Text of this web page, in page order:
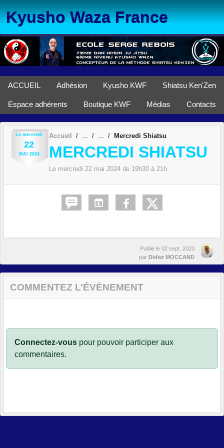
Kyusho Waza France
ACCUEIL Adhésion Kyusho KWF Shiatsu Ken'Zen
Espace adhérents Boutique KWF Médias Contacts
Le mercredi
22
MAI 2024
Accueil Mercredi Shiatsu
MERCREDI SHIATSU
Le mercredi 22 mai 2024 de 19h30 à 21h
Publié le 02 sept. 2023
par Didier MOCCAND
COMMENTEZ L’ÉVÈNEMENT
Connectez-vous pour pouvoir participer aux
commentaires.